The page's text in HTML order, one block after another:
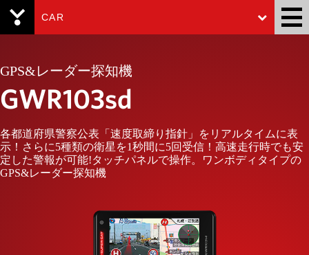
CAR
GPS&レーダー探知機
GWR103sd
各都道府県警察公表「速度取締り指針」をリアルタイムに表
示！さらに5種類の衛星を1秒間に5回受信！高速走行時でも安
定した警報が可能!タッチパネルで操作。ワンボディタイプの
GPS&レーダー探知機